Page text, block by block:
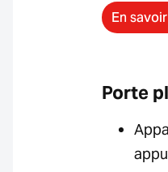
En
Porte